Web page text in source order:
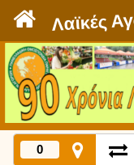
Λαϊκές
0